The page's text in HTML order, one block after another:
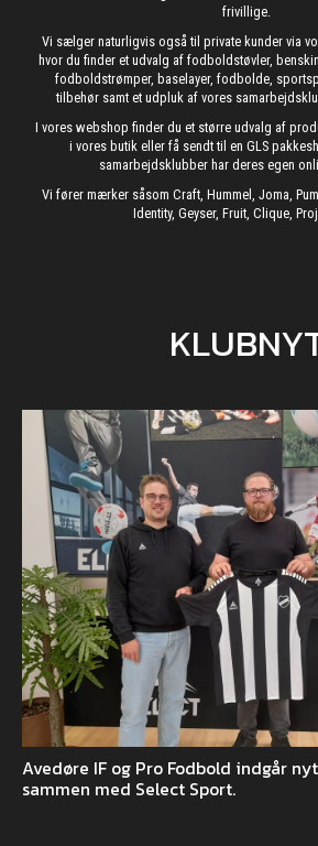
frivillige.
Vi sælger naturligvis også til private kunder via
hvor du finder et udvalg af fodboldstøvler,
fodboldstrømper, baselayer, fodbolde,
tilbehør samt et udpluk af vores
I vores webshop finder du et større udvalg af
i vores butik eller få sendt til en GLS
samarbejdsklubber har deres egen
Vi fører mærker såsom Craft, Hummel, Joma,
Identity, Geyser, Fruit, Clique,
Avedøre IF og Pro Fodbold indgår
sammen med Select Sport.